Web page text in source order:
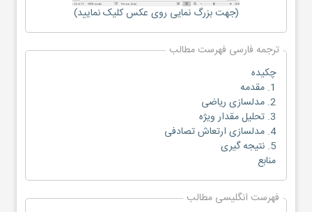
(جهت بزرگ نمایی روی عکس کلیک نمایید)
ترجمه فارسی فهرست مطالب
چکیده
1. مقدمه
2. مدلسازی ریاضی
3. تحلیل مقدار ویژه
4. مدلسازی ارتعاش تصادفی
5. نتیجه گیری
منابع
فهرست انگلیسی مطالب